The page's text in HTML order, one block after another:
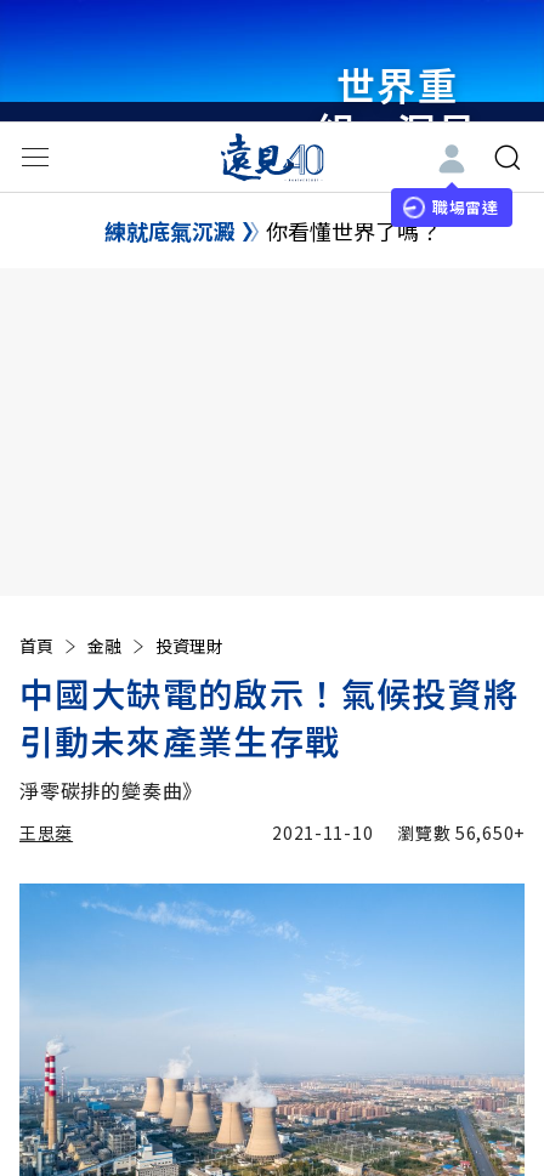
世界重
組・洞見
未來 與
世界領袖
職場雷達
練就底氣沉澱 你看懂世界了嗎？
首頁 金融 投資理財
中國大缺電的啟示！氣候投資將
引動未來產業生存戰
淨零碳排的變奏曲》
王思椉 2021-11-10 瀏覽數56,650+